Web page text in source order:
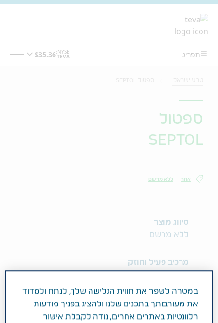
ספטול
SEPTOL
אחר ללא מרשם
סיווג מוצר
ללא מרשם
מרכיב פעיל וחוזק
CHLORHEXIDINE GLUCONATE
תחום טיפול
במטרה לשפר את חווית הגלישה שלך, לנתח ולמדוד
את מעורבותך בתכנים שלנו ולהציג בפניך מודעות
רלוונטיות באתרים אחרים, נודה לקבלת אישור